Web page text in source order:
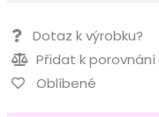
Dotaz k výrobku?
Přidat k porovnání
Oblíbené